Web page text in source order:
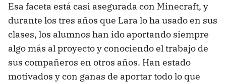
Esa faceta está casi asegurada con Minecraft, y
durante los tres años que Lara lo ha usado en sus
clases, los alumnos han ido aportando siempre
algo más al proyecto y conociendo el trabajo de
sus compañeros en otros años. Han estado
motivados y con ganas de aportar todo lo que